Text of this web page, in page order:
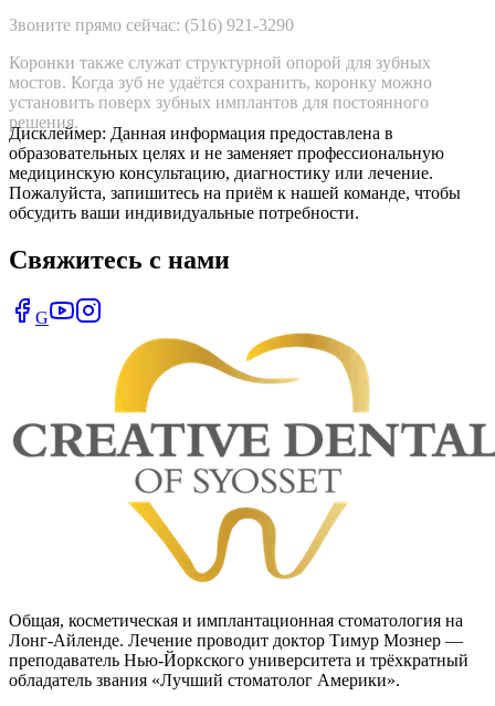
Звоните прямо сейчас: (516) 921-3290
Коронки также служат структурной опорой для зубных
мостов. Когда зуб не удаётся сохранить, коронку можно
установить поверх зубных имплантов для постоянного
решения.
Дисклеймер: Данная информация предоставлена в
образовательных целях и не заменяет профессиональную
медицинскую консультацию, диагностику или лечение.
Пожалуйста, запишитесь на приём к нашей команде, чтобы
обсудить ваши индивидуальные потребности.
Свяжитесь с нами
G
Общая, косметическая и имплантационная стоматология на
Лонг-Айленде. Лечение проводит доктор Тимур Мознер —
преподаватель Нью-Йоркского университета и трёхкратный
обладатель звания «Лучший стоматолог Америки».